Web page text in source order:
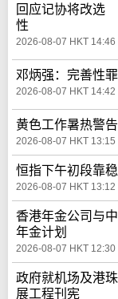
回应记协将改选
性
2026-08-07 HKT 14:46
邓炳强：完善性
2026-08-07 HKT 14:42
黄色工作暑热警
2026-08-07 HKT 13:15
恒指下午初段靠稳
2026-08-07 HKT 13:12
香港年金公司与
年金计划
2026-08-07 HKT 12:30
政府就机场及港
展工程刊宪